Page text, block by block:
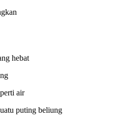
hebat
air
puting beliung